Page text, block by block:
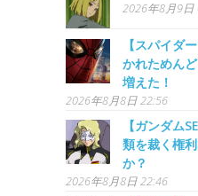
2026年8月9日
【スパイダ
かれためん
増えた！
2026年8月8日 22:56
【ガンダム
類を裁く権
か？
2026年8月8日 22:46